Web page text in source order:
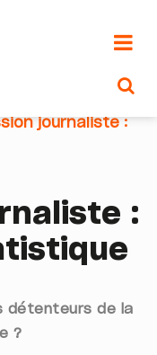
journaliste :
:
détenteurs de la
?